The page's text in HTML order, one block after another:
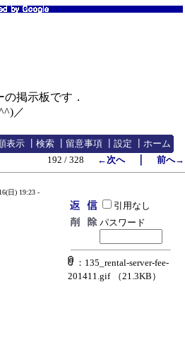
掲示板です．
／
表示 検索 留意事項 設定
ホーム
192 / 328
←次へ｜ 前へ→
日) 19:23 -
引用なし
パスワード
：135_rental-server-fee-
201411.gif
（21.3KB）